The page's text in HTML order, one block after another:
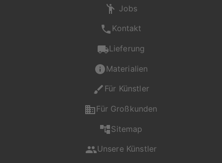
Jobs
Kontakt
Lieferung
Materialien
Für Künstler
Für Großkunden
Sitemap
Unsere Künstler